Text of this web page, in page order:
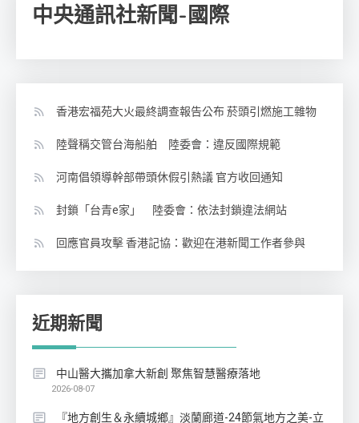
中央通訊社新聞-國際
香港宏福苑大火最終調查報告公布 菸頭引燃施工雜物
陸聲稱交管台海船舶 陸委會：違反國際規範
河南倡領導幹部帶頭休假引熱議 官方收回通知
封鎖「台青e家」 陸委會：依法封鎖違法網站
回應官員攻擊 香港記協：歡迎在港新聞工作者參與
近期新聞
中山醫大攜加拿大新創 聚焦智慧醫療落地
2026-08-07
『地方創生＆永續城鄉』淡蘭廊道-24節氣地方之美-立